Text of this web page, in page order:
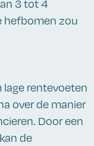
3 tot 4
hefbomen zou
lage rentevoeten
over de manier
Door een
de